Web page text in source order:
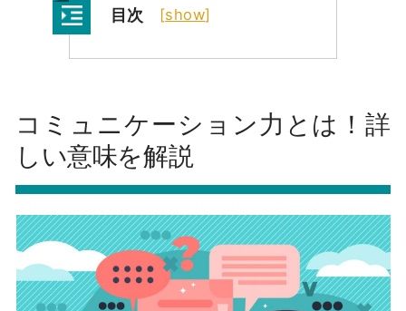
目次 [show]
コミュニケーション力とは！詳
しい意味を解説